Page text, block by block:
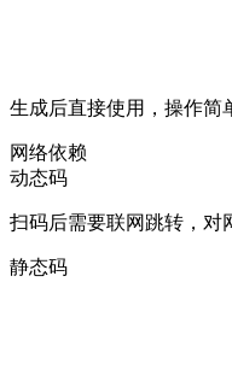
生成后直接使用，操作简
网络依赖
动态码
扫码后需要联网跳转，对
静态码